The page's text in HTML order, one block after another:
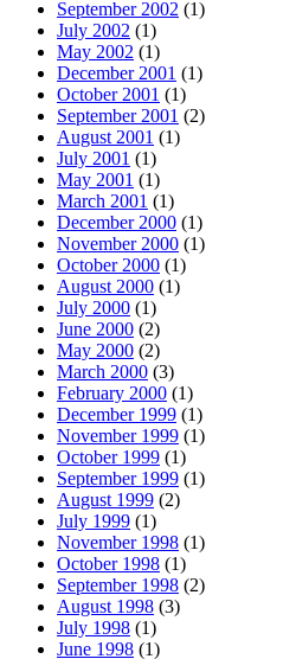
September 2002 (1)
July 2002 (1)
May 2002 (1)
December 2001 (1)
October 2001 (1)
September 2001 (2)
August 2001 (1)
July 2001 (1)
May 2001 (1)
March 2001 (1)
December 2000 (1)
November 2000 (1)
October 2000 (1)
August 2000 (1)
July 2000 (1)
June 2000 (2)
May 2000 (2)
March 2000 (3)
February 2000 (1)
December 1999 (1)
November 1999 (1)
October 1999 (1)
September 1999 (1)
August 1999 (2)
July 1999 (1)
November 1998 (1)
October 1998 (1)
September 1998 (2)
August 1998 (3)
July 1998 (1)
June 1998 (1)